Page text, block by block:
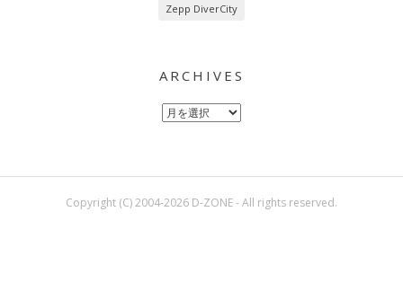
Zepp DiverCity
ARCHIVES
Archives
Copyright (C) 2004-2026 D-ZONE - All rights reserved.